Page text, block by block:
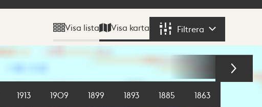
Visa lista Visa karta Filtrera
1913 1909 1899 1893 1885 1863